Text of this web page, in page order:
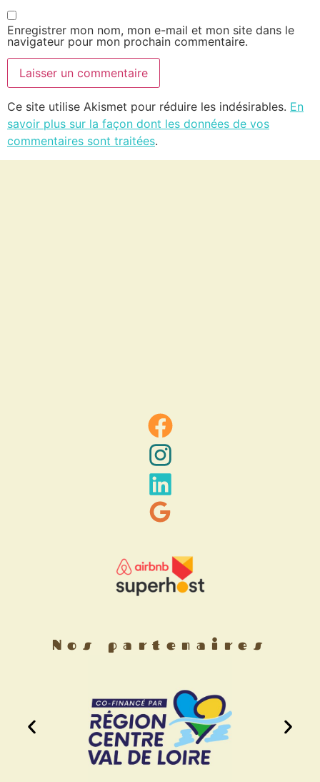
Enregistrer mon nom, mon e-mail et mon site dans le
navigateur pour mon prochain commentaire.
Ce site utilise Akismet pour réduire les indésirables. En
savoir plus sur la façon dont les données de vos
commentaires sont traitées.
Nos partenaires